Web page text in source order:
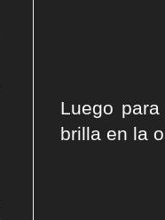
Luego
brilla en la